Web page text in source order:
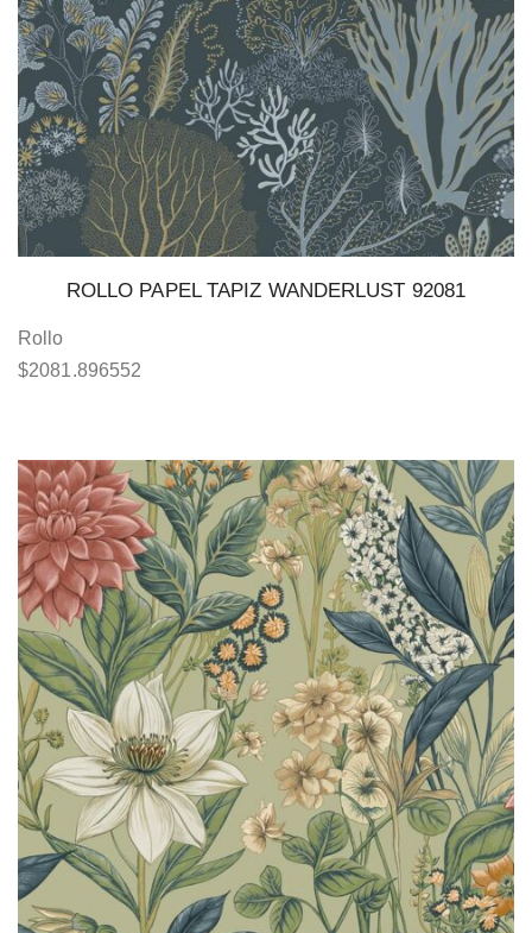
ROLLO PAPEL TAPIZ WANDERLUST 92081
Rollo
$2081.896552